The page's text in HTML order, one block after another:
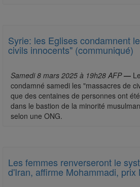
Syrie: les Eglises condamnent
civils innocents" (communiqué)
Samedi 8 mars 2025 à 19h28 AFP —
condamné samedi les "massacres de
que des centaines de personnes ont
dans le bastion de la minorité
selon une ONG.
Les femmes renverseront le
d'Iran, affirme Mohammadi, prix